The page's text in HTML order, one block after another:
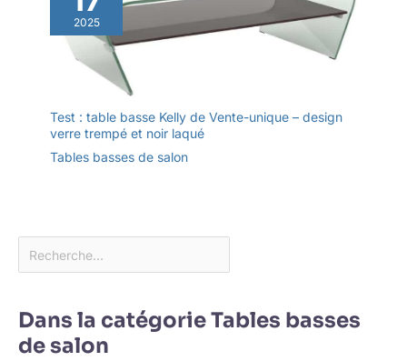
2025
Test : table basse Kelly de Vente-unique – design
verre trempé et noir laqué
Tables basses de salon
Dans la catégorie Tables basses
de salon